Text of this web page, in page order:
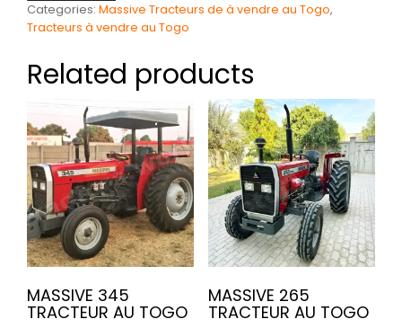
Categories: Massive Tracteurs de à vendre au Togo,
Tracteurs à vendre au Togo
Related products
MASSIVE 345
TRACTEUR AU TOGO
MASSIVE 265
TRACTEUR AU TOGO